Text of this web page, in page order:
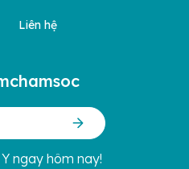
Liên hệ
ngay hôm nay!